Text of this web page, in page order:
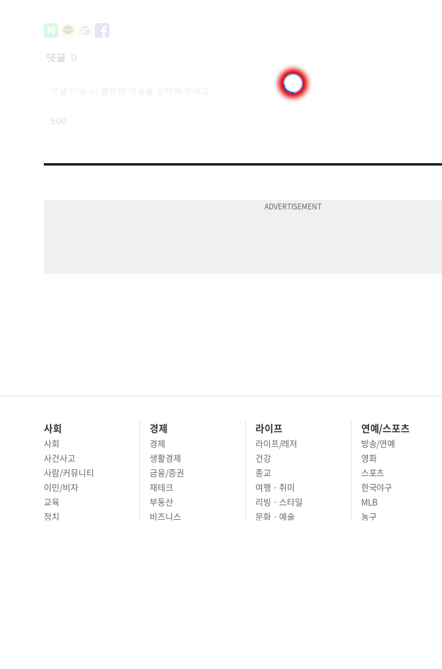
사회
사회
사건사고
사람/커뮤니티
이민/비자
경제
경제
생활경제
금융/증권
재테크
라이프
라이프/레저
건강
종교
여행 · 취미
연예/스포츠
방송/연예
영화
스포츠
한국야구